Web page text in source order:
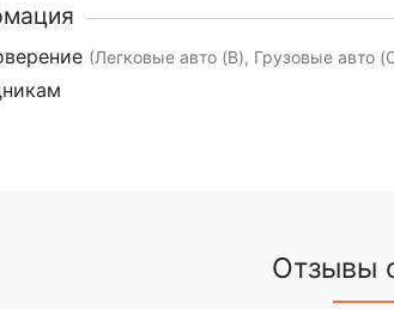
(Легковые авто (B), Грузовые авто
Отзывы